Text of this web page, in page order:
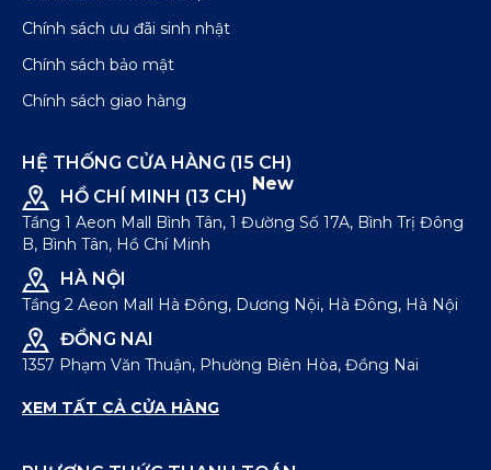
Chính sách ưu đãi sinh nhật
Chính sách bảo mật
Chính sách giao hàng
HỆ THỐNG CỬA HÀNG (15 CH)
HỒ CHÍ MINH (13 CH)
New
Tầng 1 Aeon Mall Bình Tân, 1 Đường Số 17A, Bình Trị Đông
B, Bình Tân, Hồ Chí Minh
HÀ NỘI
Tầng 2 Aeon Mall Hà Đông, Dương Nội, Hà Đông, Hà Nội
ĐỒNG NAI
1357 Phạm Văn Thuận, Phường Biên Hòa, Đồng Nai
XEM TẤT CẢ CỬA HÀNG